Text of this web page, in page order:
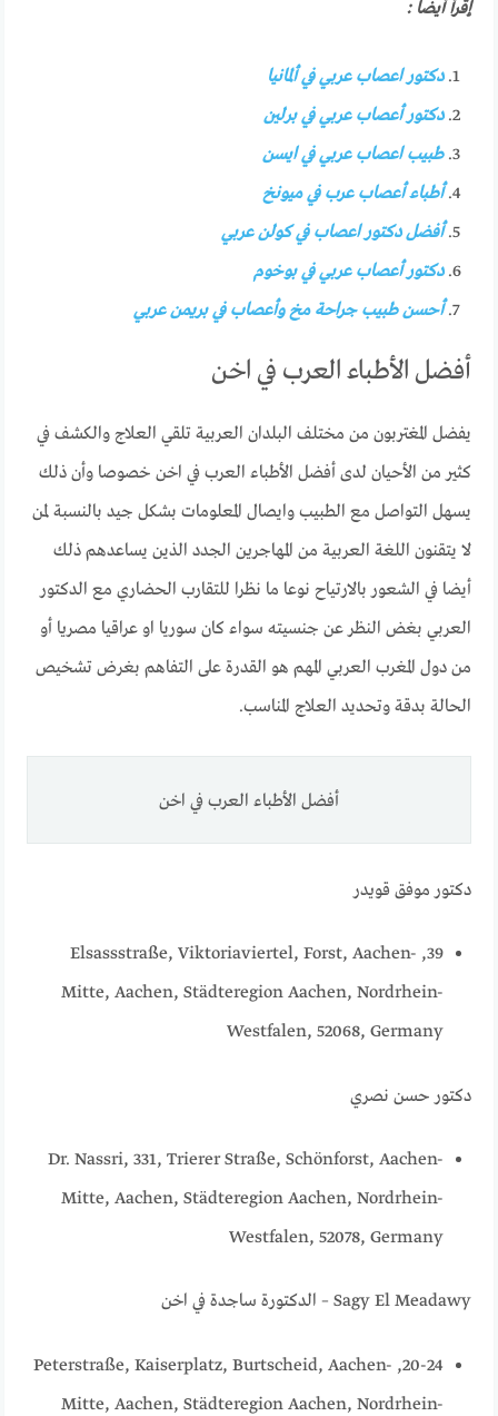
إقرأ أيضا :
دكتور اعصاب عربي في ألمانيا
دكتور أعصاب عربي في برلين
طبيب اعصاب عربي في ايسن
أطباء أعصاب عرب في ميونخ
أفضل دكتور اعصاب في كولن عربي
دكتور أعصاب عربي في بوخوم
أحسن طبيب جراحة مخ وأعصاب في بريمن عربي
أفضل الأطباء العرب في اخن
يفضل المغتربون من مختلف البلدان العربية تلقي العلاج والكشف في
كثير من الأحيان لدى أفضل الأطباء العرب في اخن خصوصا وأن ذلك
يسهل التواصل مع الطبيب وايصال المعلومات بشكل جيد بالنسبة لمن
لا يتقنون اللغة العربية من المهاجرين الجدد الذين يساعدهم ذلك
أيضا في الشعور بالارتياح نوعا ما نظرا للتقارب الحضاري مع الدكتور
العربي بغض النظر عن جنسيته سواء كان سوريا او عراقيا مصريا أو
من دول المغرب العربي المهم هو القدرة على التفاهم بغرض تشخيص
الحالة بدقة وتحديد العلاج المناسب.
أفضل الأطباء العرب في اخن
دكتور موفق قويدر
39, Elsassstraße, Viktoriaviertel, Forst, Aachen-
Mitte, Aachen, Städteregion Aachen, Nordrhein-
Westfalen, 52068, Germany
دكتور حسن نصري
Dr. Nassri, 331, Trierer Straße, Schönforst, Aachen-
Mitte, Aachen, Städteregion Aachen, Nordrhein-
Westfalen, 52078, Germany
Sagy El Meadawy – الدكتورة ساجدة في اخن
20-24, Peterstraße, Kaiserplatz, Burtscheid, Aachen-
Mitte, Aachen, Städteregion Aachen, Nordrhein-